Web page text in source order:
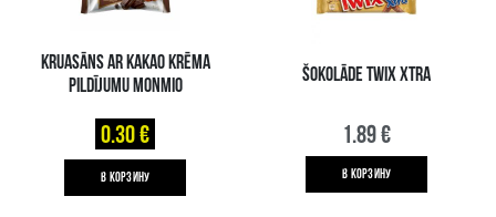
KRUASĀNS AR KAKAO KRĒMA
PILDĪJUMU MONMIO
0.30 €
B КОРЗИНУ
ŠOKOLĀDE TWIX XTRA
1.89 €
B КОРЗИНУ